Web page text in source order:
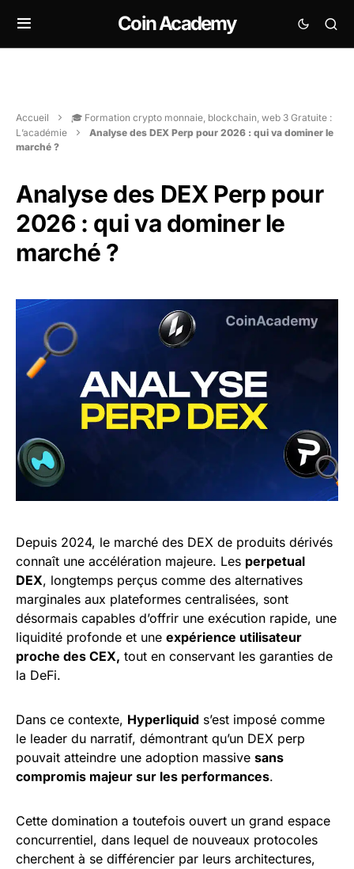
Coin Academy
Accueil
🎓 Formation crypto monnaie, blockchain, web 3 Gratuite :
L’académie
Analyse des DEX Perp pour 2026 : qui va dominer le
marché ?
Analyse des DEX Perp pour
2026 : qui va dominer le
marché ?
Depuis 2024, le marché des DEX de produits dérivés
connaît une accélération majeure. Les perpetual
DEX, longtemps perçus comme des alternatives
marginales aux plateformes centralisées, sont
désormais capables d’offrir une exécution rapide, une
liquidité profonde et une expérience utilisateur
proche des CEX, tout en conservant les garanties de
la DeFi.
Dans ce contexte, Hyperliquid s’est imposé comme
le leader du narratif, démontrant qu’un DEX perp
pouvait atteindre une adoption massive sans
compromis majeur sur les performances.
Cette domination a toutefois ouvert un grand espace
concurrentiel, dans lequel de nouveaux protocoles
cherchent à se différencier par leurs architectures,